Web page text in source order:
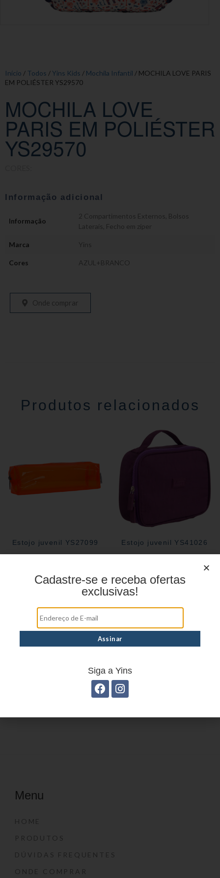
Início / Todos /Yins Kids / Mochila Infantil / MOCHILA LOVE PARIS
EM POLIÉSTER YS29570
MOCHILA LOVE
PARIS EM POLIÉSTER
YS29570
Informação adicional
Informação
2 Compartimentos Externos Bolsos
Laterais Fecho em zíper
Marca Yins
Cores AZUL+BRANCO
Onde comprar
Produtos relacionados
Estojo juvenil YS27099 Estojo juvenil YS41026
Mochila Linha Casual
Estojo Juvenil YS27112
Menu
HOME
PRODUTOS
DÚVIDAS FREQUENTES
ONDE COMPRAR
Cadastre-se e receba ofertas
exclusivas!
Siga a Yins